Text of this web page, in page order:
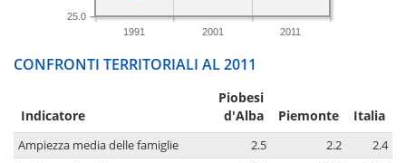
1991 2001 2011
25.0
CONFRONTI TERRITORIALI AL 2011
Indicatore
Piobesi
d'Alba
Piemonte Italia
Ampiezza media delle famiglie 2.5 2.2
2.4